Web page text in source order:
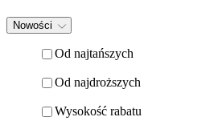
Nowości
Od najtańszych
Od najdroższych
Wysokość rabatu